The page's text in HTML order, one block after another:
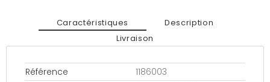
Caractéristiques
Description
Livraison
Référence
1186003